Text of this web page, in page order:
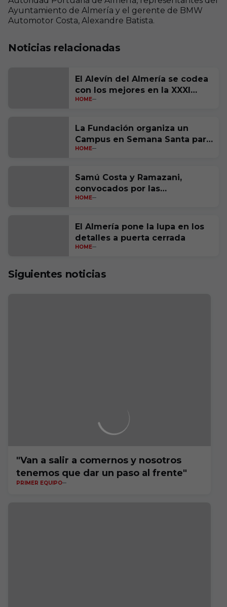
Ayuntamiento de Almería y el gerente de BMW
Automotor Costa, Alexandre Batista.
Noticias relacionadas
El Alevín del Almería se codea
con los mejores en la XXXI
edición de LaLiga FC Futures
HOME
La Fundación organiza un
Campus en Semana Santa para
niños y niñas de entre 6 y 14
HOME
Samú Costa y Ramazani,
convocados por las
selecciones sub-21 de sus
HOME
El Almería pone la lupa en los
detalles a puerta cerrada
HOME
Siguientes noticias
"Van a salir a comernos y nosotros
tenemos que dar un paso al frente"
PRIMER EQUIPO